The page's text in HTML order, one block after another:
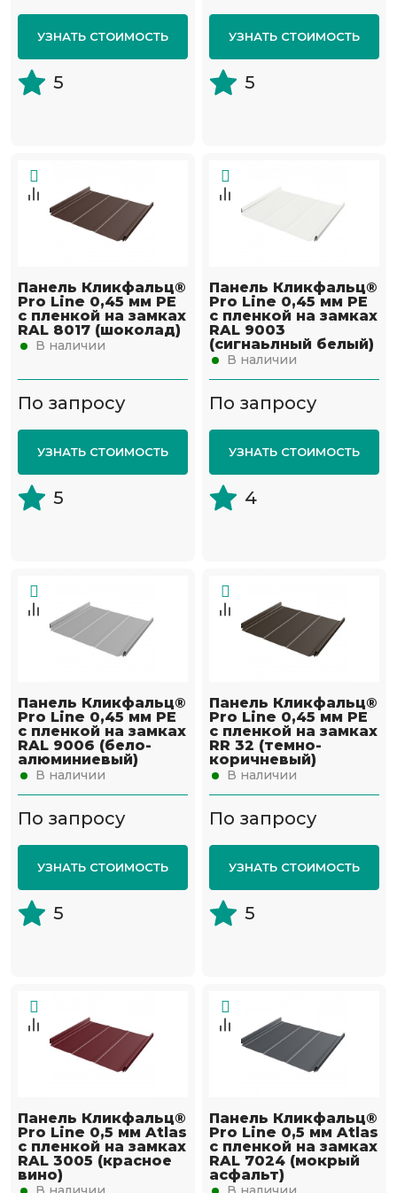
УЗНАТЬ СТОИМОСТЬ
5
УЗНАТЬ СТОИМОСТЬ
5
Панель Кликфальц®
Pro Line 0,45 мм PE
с пленкой на замках
RAL 8017 (шоколад)
В наличии
По запросу
УЗНАТЬ СТОИМОСТЬ
5
Панель Кликфальц®
Pro Line 0,45 мм PE
с пленкой на замках
RAL 9003
(сигнаьлный белый)
В наличии
По запросу
УЗНАТЬ СТОИМОСТЬ
4
Панель Кликфальц®
Pro Line 0,45 мм PE
с пленкой на замках
RAL 9006 (бело-
алюминиевый)
В наличии
По запросу
УЗНАТЬ СТОИМОСТЬ
5
Панель Кликфальц®
Pro Line 0,45 мм PE
с пленкой на замках
RR 32 (темно-
коричневый)
В наличии
По запросу
УЗНАТЬ СТОИМОСТЬ
5
Панель Кликфальц®
Pro Line 0,5 мм Atlas
с пленкой на замках
RAL 3005 (красное
вино)
Панель Кликфальц®
Pro Line 0,5 мм Atlas
с пленкой на замках
RAL 7024 (мокрый
асфальт)